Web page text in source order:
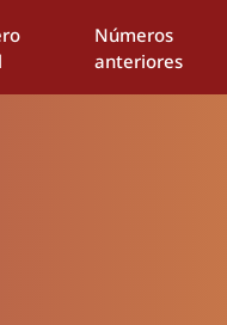
Números
anteriores